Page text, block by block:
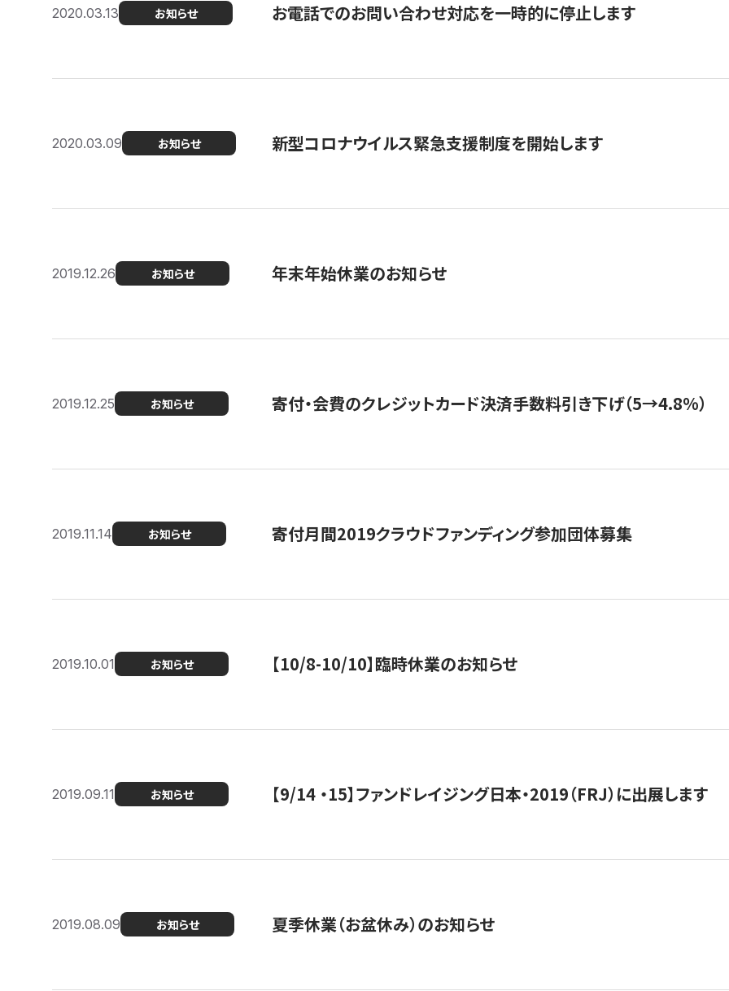
2020.03.13 お知らせ お電話でのお問い合わせ対応を一時的に停止します
2020.03.09 お知らせ 新型コロナウイルス緊急支援制度を開始します
2019.12.26 お知らせ 年末年始休業のお知らせ
2019.12.25 お知らせ 寄付・会費のクレジットカード決済手数料引き下げ（5→4.8%）
2019.11.14 お知らせ 寄付月間2019クラウドファンディング参加団体募集
2019.10.01 お知らせ 【10/8-10/10】臨時休業のお知らせ
2019.09.11 お知らせ 【9/14 ・15】ファンドレイジング日本・2019（FRJ）に出展します
2019.08.09 お知らせ 夏季休業（お盆休み）のお知らせ